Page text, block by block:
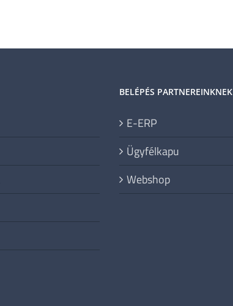
BELÉPÉS PARTNEREINKNEK
E-ERP
Ügyfélkapu
Webshop